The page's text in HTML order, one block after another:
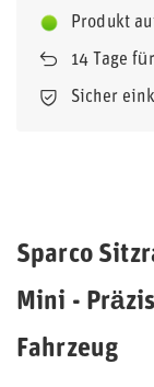
Produkt
14 Tage
Sicher
Sparco
Mini -
Fahrzeug